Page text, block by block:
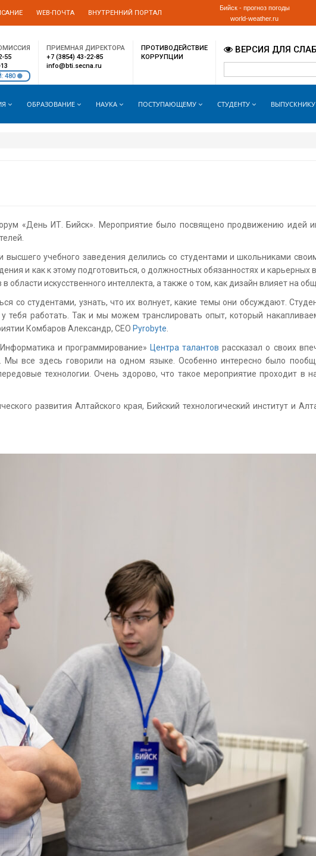
WEB-ПОЧТА ВНУТРЕННИЙ ПОРТАЛ
Бийск - прогноз погоды
world-weather.ru
55
480
ПРИЕМНАЯ ДИРЕКТОРА
+7 (3854) 43-22-85
info@bti.secna.ru
ПРОТИВОДЕЙСТВИЕ
КОРРУПЦИИ
ВЕРСИЯ ДЛЯ
ОБРАЗОВАНИЕ НАУКА ПОСТУПАЮЩЕМУ СТУДЕНТУ ВЫПУСКНИКУ
«День ИТ. Бийск». Мероприятие было посвящено продвижению идей
учебного заведения делились со студентами и школьниками
и как к этому подготовиться, о должностных обязанностях и карьерных
искусственного интеллекта, а также о том, как дизайн влияет на
со студентами, узнать, что их волнует, какие темы они обсуждают.
тебя работать. Так и мы можем транслировать опыт, который
Комбаров Александр, CEO Pyrobyte
и программирование» Центра талантов рассказал о своих
все здесь говорили на одном языке. Особенно интересно было
технологии. Очень здорово, что такое мероприятие проходит в
развития Алтайского края, Бийский технологический институт и